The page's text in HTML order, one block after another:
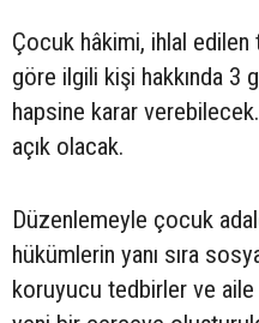
Çocuk hâkimi, ihlal edilen
göre ilgili kişi hakkında 3
hapsine karar
açık olacak.
Düzenlemeyle çocuk
hükümlerin yanı sıra
koruyucu tedbirler ve